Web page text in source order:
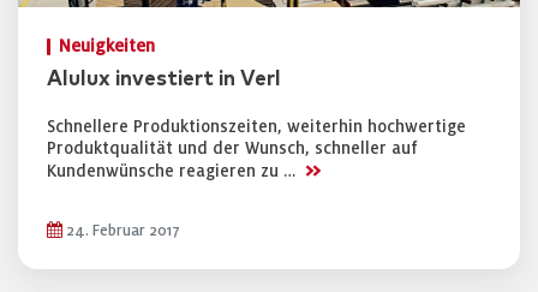
Neuigkeiten
Alulux investiert in Verl
Schnellere Produktionszeiten, weiterhin hochwertige
Produktqualität und der Wunsch, schneller auf
Kundenwünsche reagieren zu … >>
24. Februar 2017